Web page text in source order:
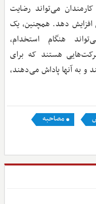
می‌تواند رضایت
افزایش دهد. همچنین، یک
هنگام استخدام،
هستند که برای
و به آنها پاداش می‌دهند،
مصاحبه